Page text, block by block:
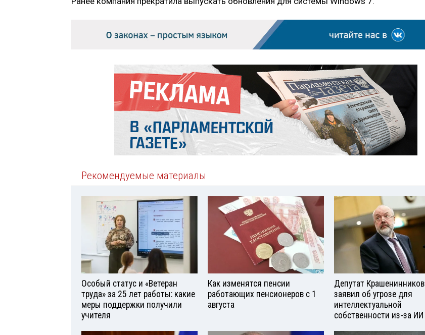
Рекомендуемые материалы
Особый статус и «Ветеран
труда» за 25 лет работы: какие
меры поддержки получили
учителя
Как изменятся пенсии
работающих пенсионеров с 1
августа
Депутат Крашенинников
заявил об угрозе для
интеллектуальной
собственности из-за ИИ